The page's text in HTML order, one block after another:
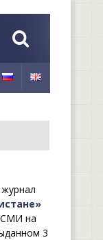
СМИ на
3